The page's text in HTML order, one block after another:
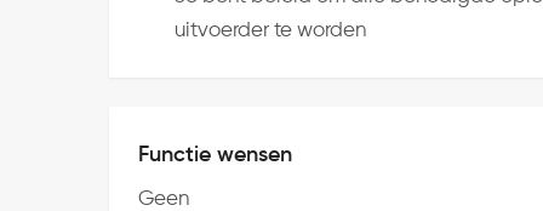
uitvoerder te worden
Functie wensen
Geen